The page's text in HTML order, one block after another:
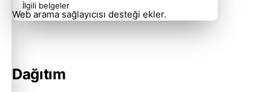
Web arama sağlayıcısı desteği ekler.
Dağıtım
İlgili belgeler